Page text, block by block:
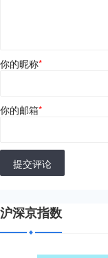
你的昵称*
你的邮箱*
提交评论
沪深京指数